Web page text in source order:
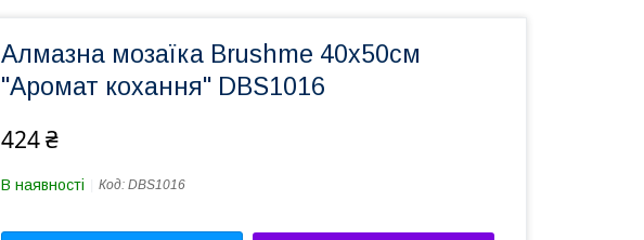
Алмазна мозаїка Brushme 40x50см
"Аромат кохання" DBS1016
424 ₴
В наявності Код: DBS1016